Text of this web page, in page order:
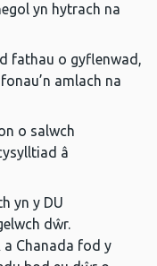
yn hytrach na
fathau o gyflenwad,
amlach na
o salwch
â
yn y DU
dŵr.
Chanada fod y